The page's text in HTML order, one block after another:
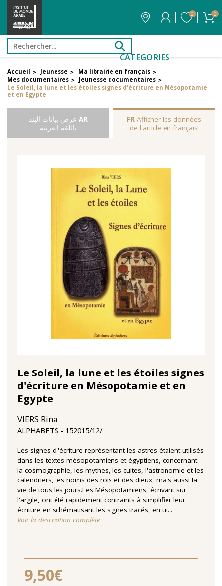
0 0
CATEGORIES
Accueil > Jeunesse > Ma librairie en français >
Mes documentaires > Jeunesse documentaires >
Le Soleil, la lune et les étoiles signes d'écriture en Mésopotamie
et en Egypte
AR عرض بيانات البند
باللغة العربية
FRAfficher les données
de l'article en français
Le Soleil, la lune et les étoiles signes
d'écriture en Mésopotamie et en
Egypte
VIERS Rina
ALPHABETS 15‏/12‏/2015
Les signes d''écriture représentant les astres étaient utilisés
dans les textes mésopotamiens et égyptiens, concernant
la cosmographie, les mythes, les cultes, l'astronomie et les
calendriers, les noms des rois et des dieux, mais aussi la
vie de tous les jours.Les Mésopotamiens, écrivant sur
l'argile, ont été rapidement contraints à simplifier leur
écriture en schématisant les signes tracés, en ut...
Voir la description complète
9,50€